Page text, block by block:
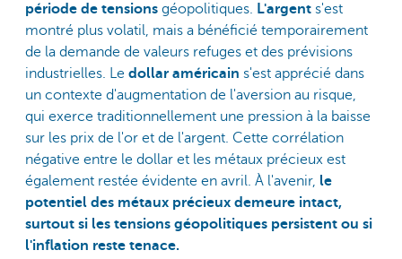
période de tensions géopolitiques. L'argent s'est
montré plus volatil, mais a bénéficié temporairement
de la demande de valeurs refuges et des prévisions
industrielles. Le dollar américain s'est apprécié dans
un contexte d'augmentation de l'aversion au risque,
qui exerce traditionnellement une pression à la baisse
sur les prix de l'or et de l'argent. Cette corrélation
négative entre le dollar et les métaux précieux est
également restée évidente en avril. À l'avenir, le
potentiel des métaux précieux demeure intact,
surtout si les tensions géopolitiques persistent ou si
l'inflation reste tenace.